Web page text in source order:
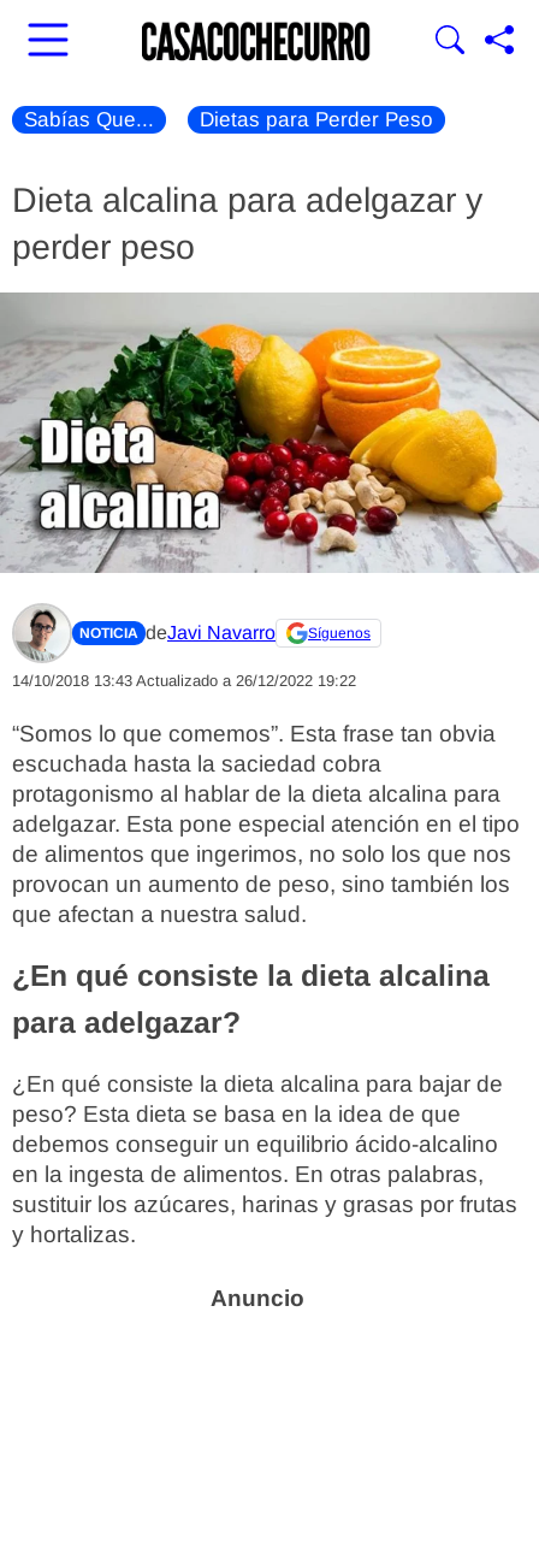
Sabías Que... Dietas para Perder Peso
Dieta alcalina para adelgazar y
perder peso
NOTICIA deJavi Navarro Síguenos
14/10/2018 13:43 Actualizado a 26/12/2022 19:22
“Somos lo que comemos”. Esta frase tan obvia
escuchada hasta la saciedad cobra
protagonismo al hablar de la dieta alcalina para
adelgazar. Esta pone especial atención en el tipo
de alimentos que ingerimos, no solo los que nos
provocan un aumento de peso, sino también los
que afectan a nuestra salud.
¿En qué consiste la dieta alcalina
para adelgazar?
¿En qué consiste la dieta alcalina para bajar de
peso? Esta dieta se basa en la idea de que
debemos conseguir un equilibrio ácido-alcalino
en la ingesta de alimentos. En otras palabras,
sustituir los azúcares, harinas y grasas por frutas
y hortalizas.